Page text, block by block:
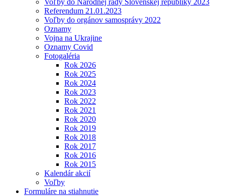
Voľby do Národnej rady Slovenskej republiky 2023
Referendum 21.01.2023
Voľby do orgánov samosprávy 2022
Oznamy
Vojna na Ukrajine
Oznamy Covid
Fotogaléria
Rok 2026
Rok 2025
Rok 2024
Rok 2023
Rok 2022
Rok 2021
Rok 2020
Rok 2019
Rok 2018
Rok 2017
Rok 2016
Rok 2015
Kalendár akcií
Voľby
Formuláre na stiahnutie